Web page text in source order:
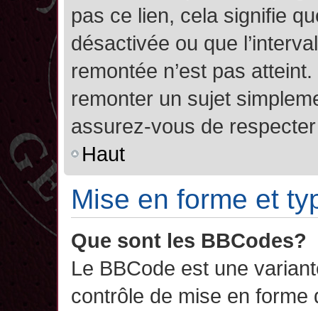
pas ce lien, cela signifie
désactivée ou que
remontée n’est pas
remonter un sujet
assurez-vous de
Haut
Mise en forme et
Que sont les BBCodes?
Le BBCode est une
contrôle de mise en forme